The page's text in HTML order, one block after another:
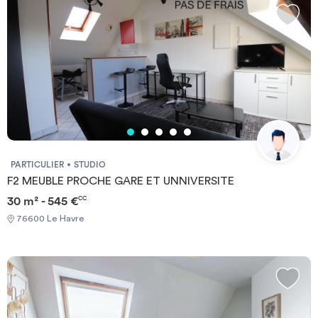
temps, mais aussi pour se retrouver dans la convivialité après une
journée bien remplie. En bonus, elle propose aussi de nombreux
services pour rendre la vie plus douce ! À proximité de la
résidence : Quai des Docks et centre-commercial Dock Vauban :
200 et 300m Supermarché Auchan : 600m Campus Sciences-Po :
550m INSA : 600m IUT du Havre : 800m EM Normandie Business
School : 900m Ecole Nationale Supérieure Maritime : 1km Gare
SNCF : 1,5km
PARTICULIER STUDIO
F2 MEUBLE PROCHE GARE ET UNNIVERSITE
30 m² - 545 €CC
76600 Le Havre